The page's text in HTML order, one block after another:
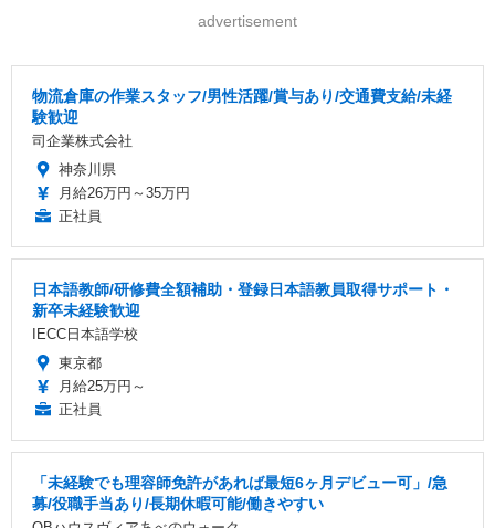
advertisement
物流倉庫の作業スタッフ/男性活躍/賞与あり/交通費支給/未経
験歓迎
司企業株式会社
神奈川県
月給26万円～35万円
正社員
日本語教師/研修費全額補助・登録日本語教員取得サポート・
新卒未経験歓迎
IECC日本語学校
東京都
月給25万円～
正社員
「未経験でも理容師免許があれば最短6ヶ月デビュー可」/急
募/役職手当あり/長期休暇可能/働きやすい